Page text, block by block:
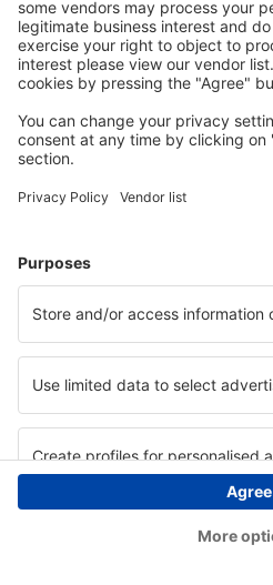
Copyright © eSky.hu Minden jog